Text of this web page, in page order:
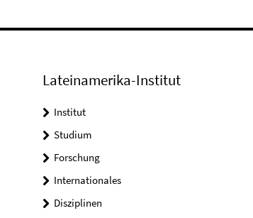
Lateinamerika-Institut
Institut
Studium
Forschung
Internationales
Disziplinen